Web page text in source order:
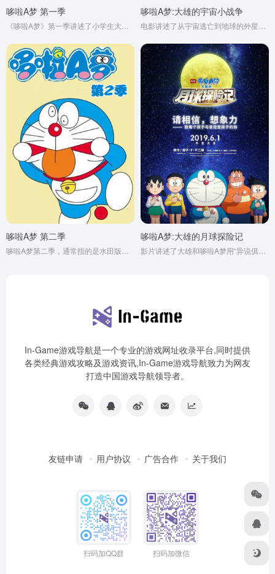
哆啦A梦 第一季 哆啦A梦:大雄的宇宙小战争
哆啦A梦 第二季 哆啦A梦:大雄的月球探险记
In-Game游戏导航是一个专业的游戏网址收录平台,同时提供
各类经典游戏攻略及游戏资讯,In-Game游戏导航致力为网友
打造中国游戏导航领导者。
友链申请 用户协议 广告合作 关于我们
扫码加QQ群 扫码加微信